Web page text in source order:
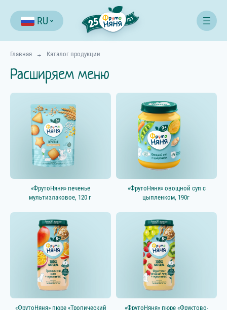
RU
Главная Каталог продукции
Расширяем меню
Фильтр
«ФрутоНяня» печенье
мультизлаковое, 120 г
«ФрутоНяня» овощной суп с
цыпленком, 190г
«ФрутоНяня» пюре «Тропический
«ФрутоНяня» пюре «Фруктово-